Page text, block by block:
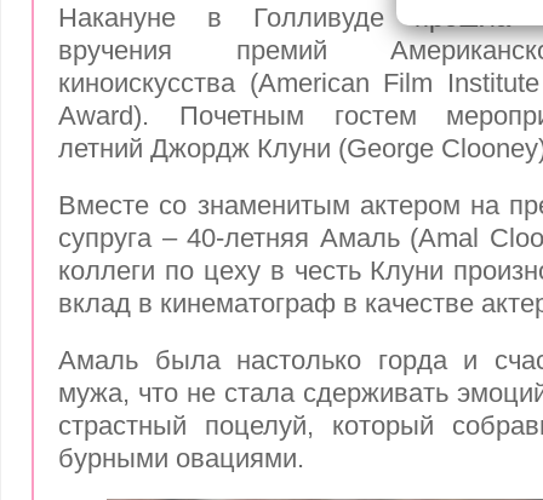
Накануне в Голливуде прошла
вручения премий
киноискусства (American Film
Award). Почетным гостем
летний Джордж Клуни (George
Вместе со знаменитым актером на
супруга – 40-летняя Амаль(Amal
коллеги по цеху в честь Клуни
вклад в кинематограф в качестве
Амаль была настолько горда и
мужа, что не стала сдерживать
страстный поцелуй, который
бурными овациями.